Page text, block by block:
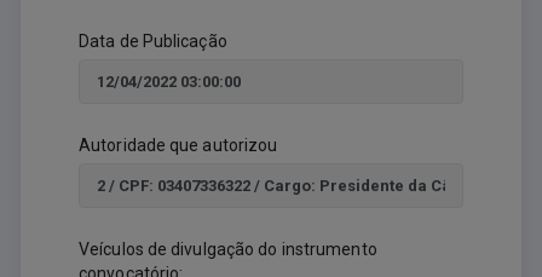
Data de Publicação
Autoridade que autorizou
Veículos de divulgação do instrumento